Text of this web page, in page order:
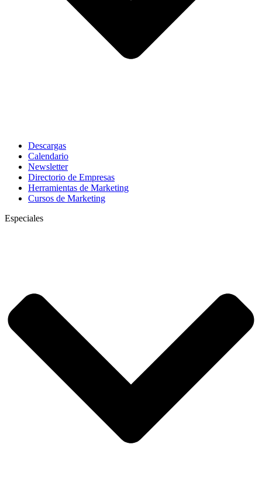
Descargas
Calendario
Newsletter
Directorio de Empresas
Herramientas de Marketing
Cursos de Marketing
Especiales